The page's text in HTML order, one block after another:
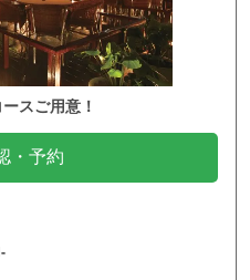
スご用意！
・予約